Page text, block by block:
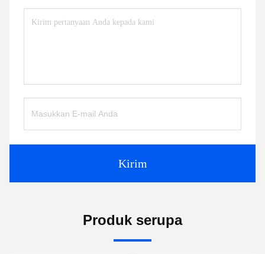
Kirim
Produk serupa